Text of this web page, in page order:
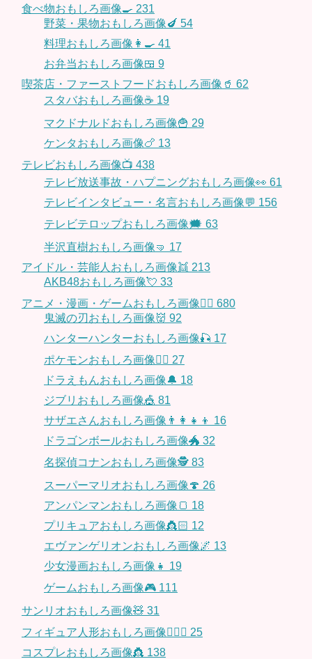
食べ物おもしろ画像🍳 231
野菜・果物おもしろ画像🍆 54
料理おもしろ画像👩‍🍳 41
お弁当おもしろ画像🍱 9
喫茶店・ファーストフードおもしろ画像🥤 62
スタバおもしろ画像☕️ 19
マクドナルドおもしろ画像🍟 29
ケンタおもしろ画像🍗 13
テレビおもしろ画像📺 438
テレビ放送事故・ハプニングおもしろ画像👀 61
テレビインタビュー・名言おもしろ画像💬 156
テレビテロップおもしろ画像🗯 63
半沢直樹おもしろ画像🤜 17
アイドル・芸能人おもしろ画像👯 213
AKB48おもしろ画像💘 33
アニメ・漫画・ゲームおもしろ画像🧚‍♀️ 680
鬼滅の刃おもしろ画像👹 92
ハンターハンターおもしろ画像🎣 17
ポケモンおもしろ画像🤹‍♂️ 27
ドラえもんおもしろ画像🔔 18
ジブリおもしろ画像🎪 81
サザエさんおもしろ画像👨‍👩‍👧‍👦 16
ドラゴンボールおもしろ画像🐲 32
名探偵コナンおもしろ画像🕵️ 83
スーパーマリオおもしろ画像🍄 26
アンパンマンおもしろ画像🍞 18
プリキュアおもしろ画像👸🏻 12
エヴァンゲリオンおもしろ画像🌌 13
少女漫画おもしろ画像👧 19
ゲームおもしろ画像🎮 111
サンリオおもしろ画像🧸 31
フィギュア人形おもしろ画像🧍🏼‍♂️ 25
コスプレおもしろ画像👸 138